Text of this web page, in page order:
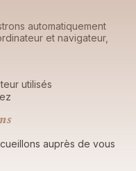
automatiquement
et navigateur,
utilisés
auprès de vous